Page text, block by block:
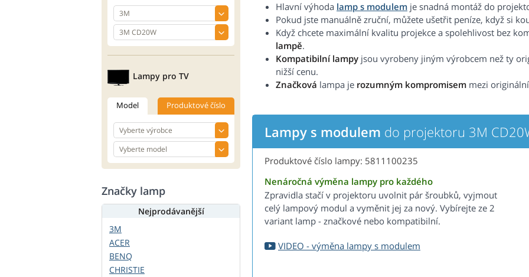
Hlavní výhoda lamp s modulem je snadná montáž do
Pokud jste manuálně zruční, můžete ušetřit peníze, když si
Když chcete maximální kvalitu projekce a spolehlivost bez
lampě.
Kompatibilní lampy jsou vyrobeny jiným výrobcem než ty
nižší cenu.
Značková lampa je rozumným kompromisem mezi
Lampy s modulem do projektoru 3M
Produktové číslo lampy: 5811100235
Nenáročná výměna lampy pro každého
Zpravidla stačí v projektoru uvolnit pár šroubků, vyjmout
celý lampový modul a vyměnit jej za nový. Vybírejte ze 2
variant lamp - značkové nebo kompatibilní.
VIDEO - výměna lampy s modulem
Lampy pro TV
Model Produktové číslo
Značky lamp
Nejprodávanější
3M
ACER
BENQ
CHRISTIE